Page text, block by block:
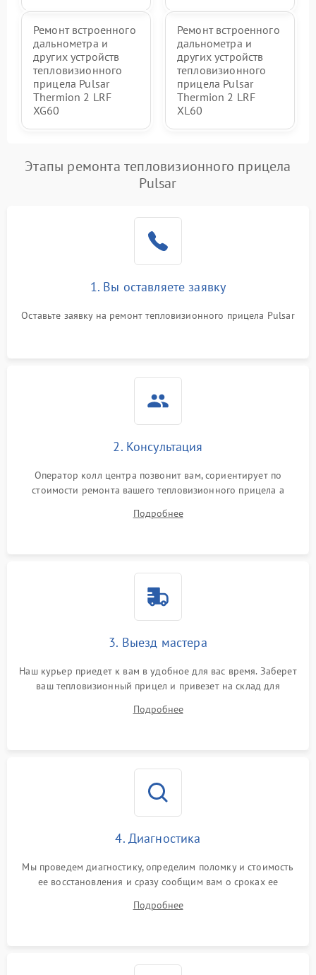
Ремонт встроенного
дальнометра и
других устройств
тепловизионного
прицела Pulsar
Thermion 2 LRF
XG60
Ремонт встроенного
дальнометра и
других устройств
тепловизионного
прицела Pulsar
Thermion 2 LRF
XL60
Этапы ремонта тепловизионного прицела
Pulsar
1. Вы оставляете заявку
Оставьте заявку на ремонт тепловизионного прицела Pulsar
2. Консультация
Оператор колл центра позвонит вам, сориентирует по
стоимости ремонта вашего тепловизионного прицела а
Подробнее
3. Выезд мастера
Наш курьер приедет к вам в удобное для вас время. Заберет
ваш тепловизионный прицел и привезет на склад для
Подробнее
4. Диагностика
Мы проведем диагностику, определим поломку и стоимость
ее восстановления и сразу сообщим вам о сроках ее
Подробнее